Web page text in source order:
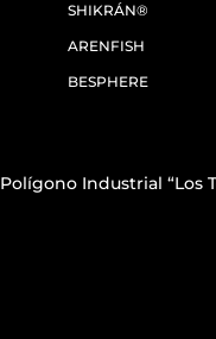
SHIKRÁN®
ARENFISH
BESPHERE
Polígono Industrial “Los